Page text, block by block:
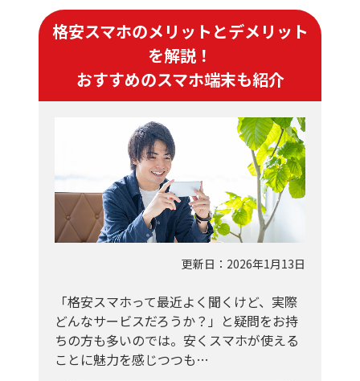
格安スマホのメリットとデメリット
を解説！
おすすめのスマホ端末も紹介
更新日：2026年1月13日
「格安スマホって最近よく聞くけど、実際
どんなサービスだろうか？」と疑問をお持
ちの方も多いのでは。安くスマホが使える
ことに魅力を感じつつも…